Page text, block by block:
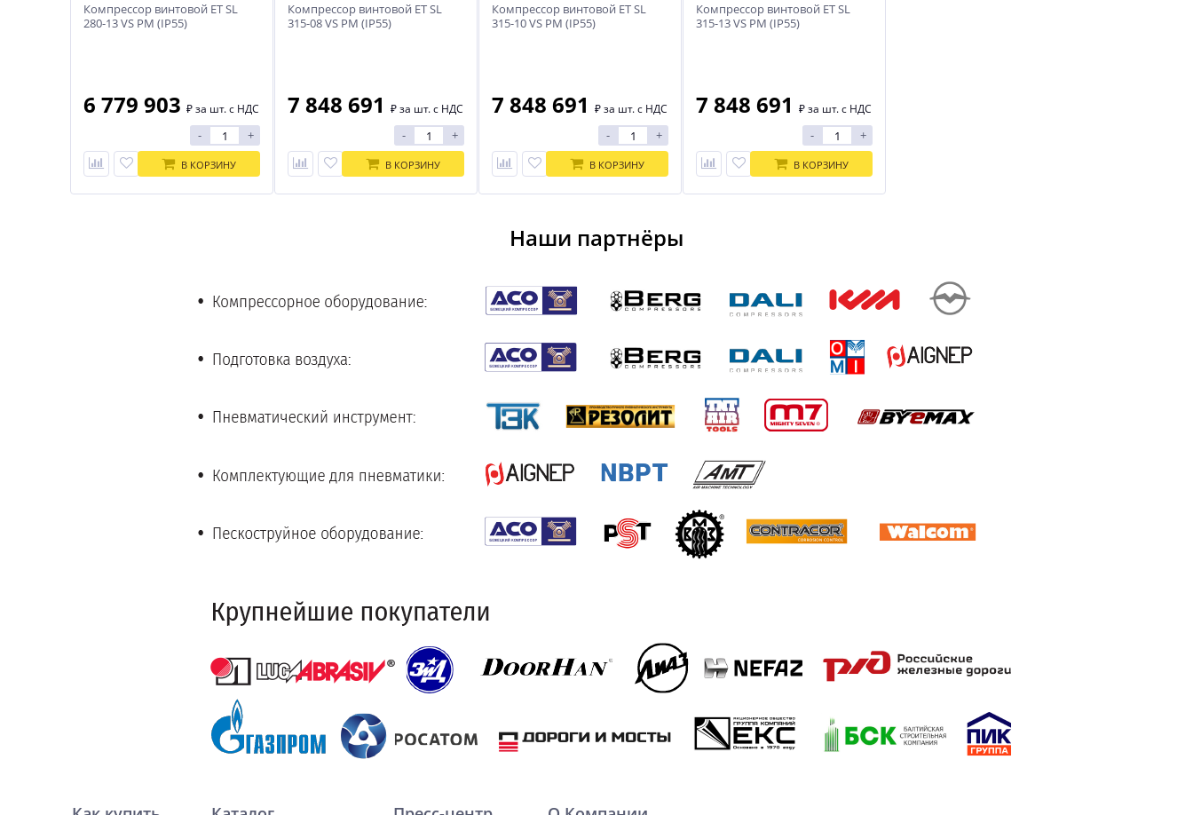
Компрессор винтовой ET SL
315-13 VS PM (IP55)
7 848 691 ₽за шт. с НДС
- +
В КОРЗИНУ
Компрессор винтовой ET SL
315-10 VS PM (IP55)
7 848 691 ₽за шт. с НДС
- +
В КОРЗИНУ
Компрессор винтовой ET SL
315-08 VS PM (IP55)
7 848 691 ₽за шт. с НДС
- +
В КОРЗИНУ
Компрессор винтовой ET SL
280-13 VS PM (IP55)
6 779 903 ₽за шт. с НДС
- +
В КОРЗИНУ
Наши партнёры